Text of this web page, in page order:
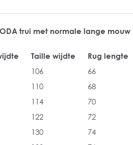
trui met normale lange mouw
Taille wijdte Rug lengte
106 66
110 68
114 70
122 72
130 74